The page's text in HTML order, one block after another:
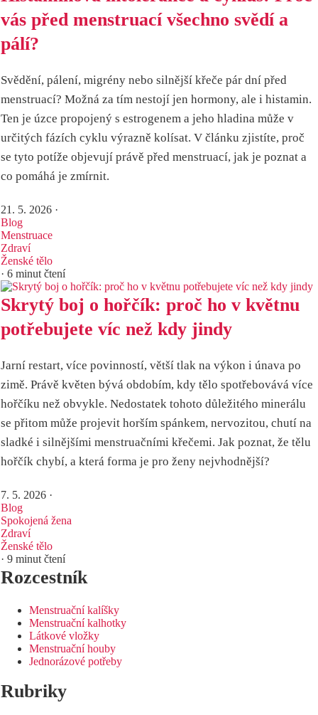
vás před menstruací všechno svědí a
pálí?
Svědění, pálení, migrény nebo silnější křeče pár dní před
menstruací? Možná za tím nestojí jen hormony, ale i histamin.
Ten je úzce propojený s estrogenem a jeho hladina může v
určitých fázích cyklu výrazně kolísat. V článku zjistíte, proč
se tyto potíže objevují právě před menstruací, jak je poznat a
co pomáhá je zmírnit.
21. 5. 2026 ·
Blog
Menstruace
Zdraví
Ženské tělo
· 6 minut čtení
Skrytý boj o hořčík: proč ho v květnu
potřebujete víc než kdy jindy
Jarní restart, více povinností, větší tlak na výkon i únava po
zimě. Právě květen bývá obdobím, kdy tělo spotřebovává více
hořčíku než obvykle. Nedostatek tohoto důležitého minerálu
se přitom může projevit horším spánkem, nervozitou, chutí na
sladké i silnějšími menstruačními křečemi. Jak poznat, že tělu
hořčík chybí, a která forma je pro ženy nejvhodnější?
7. 5. 2026 ·
Blog
Spokojená žena
Zdraví
Ženské tělo
· 9 minut čtení
Rozcestník
Menstruační kalíšky
Menstruační kalhotky
Látkové vložky
Menstruační houby
Jednorázové potřeby
Rubriky